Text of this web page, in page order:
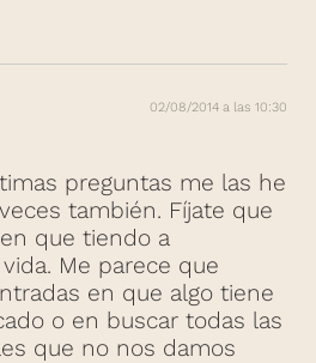
02/08/2014 a las 10:30
preguntas me las he
también. Fíjate que
que tiendo a
Me parece que
en que algo tiene
o en buscar todas las
que no nos damos